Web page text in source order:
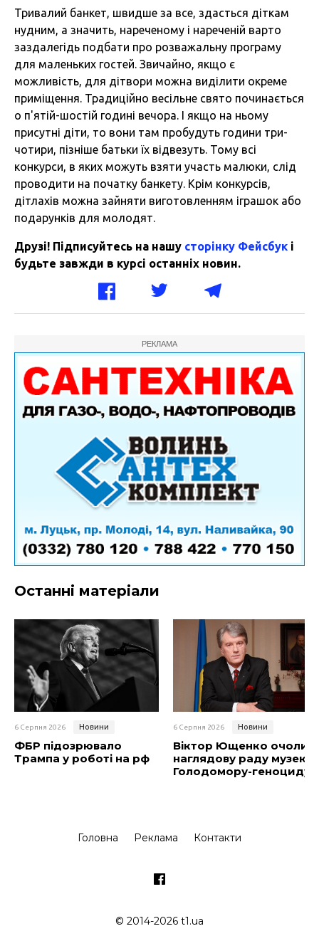
Тривалий банкет, швидше за все, здасться діткам
нудним, а значить, нареченому і нареченій варто
заздалегідь подбати про розважальну програму
для маленьких гостей. Звичайно, якщо є
можливість, для дітвори можна виділити окреме
приміщення. Традиційно весільне свято починається
о п'ятій-шостій годині вечора. І якщо на ньому
присутні діти, то вони там пробудуть години три-
чотири, пізніше батьки їх відвезуть. Тому всі
конкурси, в яких можуть взяти участь малюки, слід
проводити на початку банкету. Крім конкурсів,
дітлахів можна зайняти виготовленням іграшок або
подарунків для молодят.
Друзі! Підписуйтесь на нашу сторінку Фейсбук і
будьте завжди в курсі останніх новин.
РЕКЛАМА
Останні матеріали
6 Серпня 2026 Новини
ФБР підозрювало
Трампа у роботі на рф
6 Серпня 2026 Новини
Віктор Ющенко очолив
наглядову раду музею
Голодомору-геноциду
Головна Реклама Контакти
© 2014-2026 t1.ua